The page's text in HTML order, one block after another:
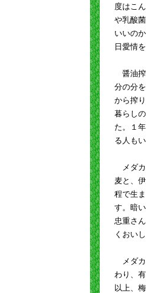
度はこ
や乳酸
いいの
日愛情
醤油搾
分の分
から搾
暮らし
た。１
る人も
メダカ
麦と、
程で生
す。暗
忠重さ
くおい
メダカ
わり、
以上、